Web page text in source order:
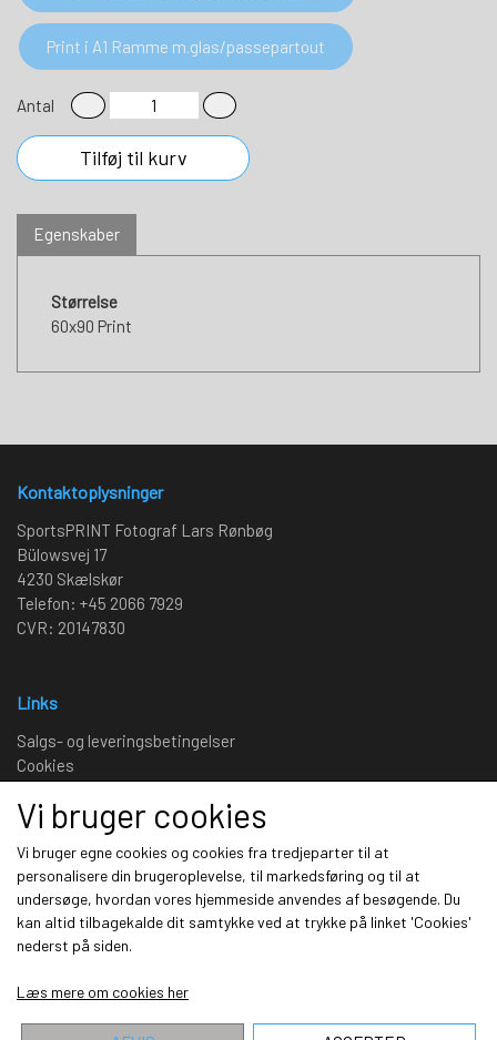
Print i A1 Ramme m.glas/passepartout
Antal
Tilføj til kurv
Egenskaber
Størrelse
60x90 Print
Kontaktoplysninger
SportsPRINT Fotograf Lars Rønbøg
Bülowsvej 17
4230 Skælskør
Telefon: +45 2066 7929
CVR: 20147830
Links
Salgs- og leveringsbetingelser
Cookies
Kunde login
Sociale medier
Vi bruger cookies
Vi bruger egne cookies og cookies fra tredjeparter til at
personalisere din brugeroplevelse, til markedsføring og til at
undersøge, hvordan vores hjemmeside anvendes af besøgende. Du
kan altid tilbagekalde dit samtykke ved at trykke på linket 'Cookies'
nederst på siden.
Læs mere om cookies her